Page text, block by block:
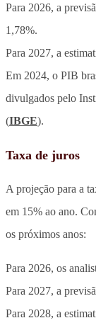
Para 2026, a
1,78%.
Para 2027, a
Em 2024, o PIB
divulgados pelo
(IBGE).
Taxa de juros
A projeção para a
em 15% ao ano.
os próximos anos:
Para 2026, os
Para 2027, a
Para 2028, a